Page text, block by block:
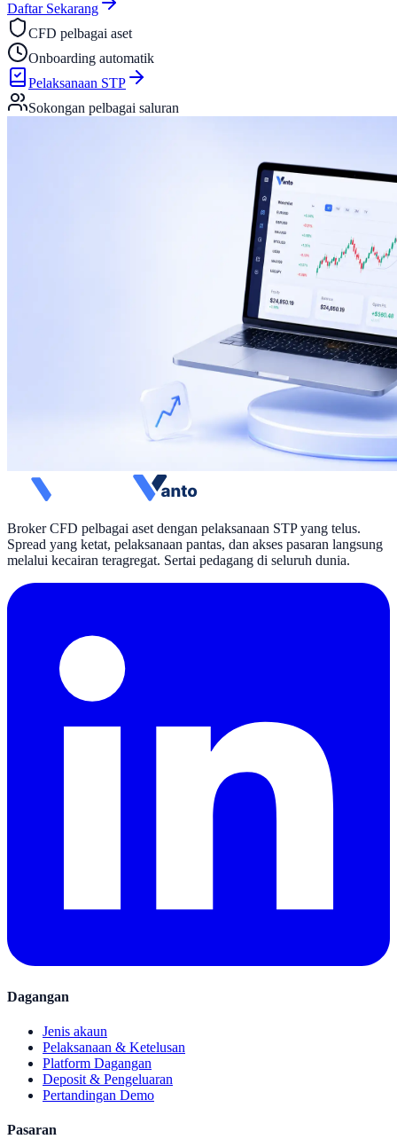
Daftar Sekarang
CFD pelbagai aset
Onboarding automatik
Pelaksanaan STP
Sokongan pelbagai saluran
Broker CFD pelbagai aset dengan pelaksanaan STP yang telus.
Spread yang ketat, pelaksanaan pantas, dan akses pasaran langsung
melalui kecairan teragregat. Sertai pedagang di seluruh dunia.
Dagangan
Jenis akaun
Pelaksanaan & Ketelusan
Platform Dagangan
Deposit & Pengeluaran
Pertandingan Demo
Pasaran